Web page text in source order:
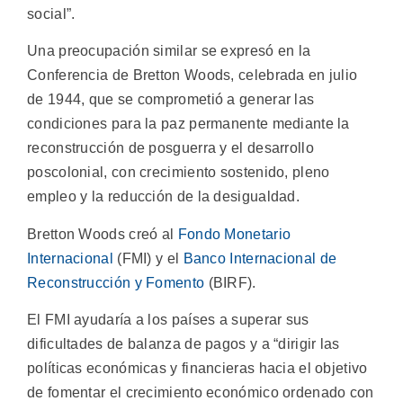
social”.
Una preocupación similar se expresó en la
Conferencia de Bretton Woods, celebrada en julio
de 1944, que se comprometió a generar las
condiciones para la paz permanente mediante la
reconstrucción de posguerra y el desarrollo
poscolonial, con crecimiento sostenido, pleno
empleo y la reducción de la desigualdad.
Bretton Woods creó al
Fondo Monetario
Internacional
(FMI) y el
Banco Internacional de
Reconstrucción y Fomento (BIRF).
El FMI ayudaría a los países a superar sus
dificultades de balanza de pagos y a “dirigir las
políticas económicas y financieras hacia el objetivo
de fomentar el crecimiento económico ordenado con